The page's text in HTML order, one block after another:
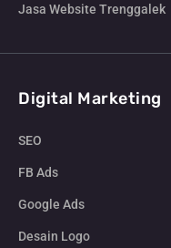
Jasa Website Trenggalek
Digital Marketing
SEO
FB Ads
Google Ads
Desain Logo